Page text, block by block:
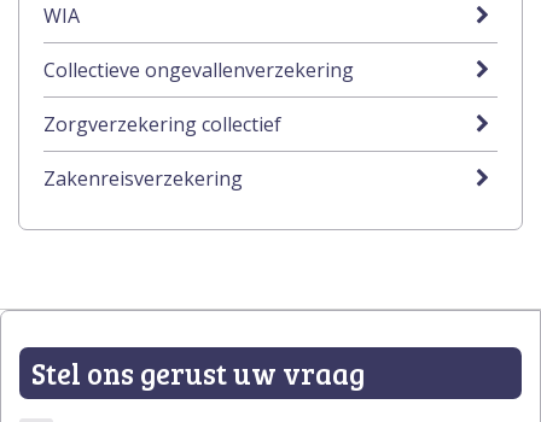
WIA
Collectieve ongevallenverzekering
Zorgverzekering collectief
Zakenreisverzekering
Stel ons gerust uw vraag